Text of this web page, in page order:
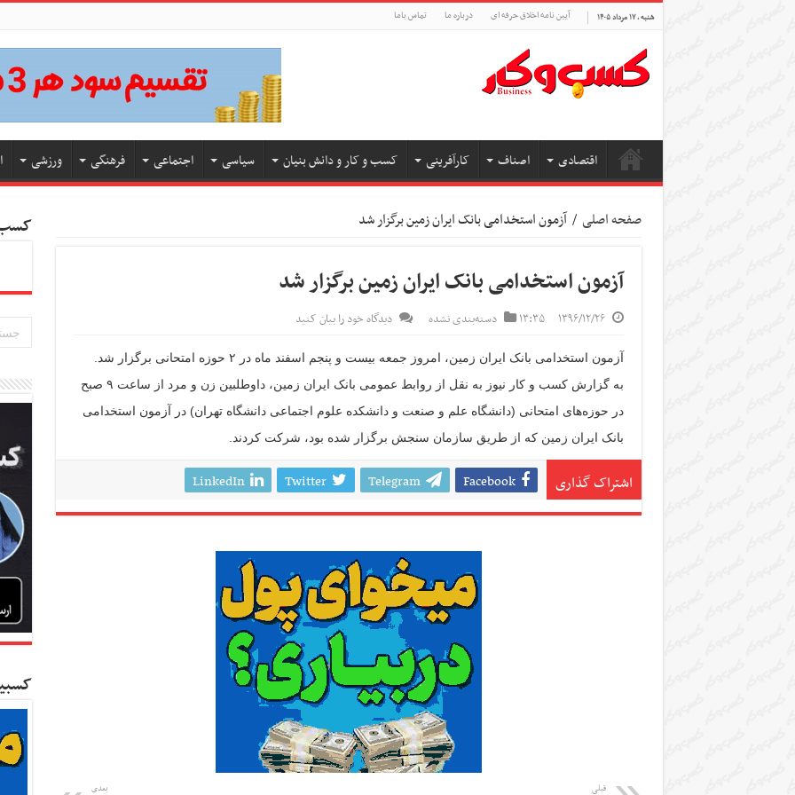
شنبه , ۱۷ مرداد ۱۴۰۵ آیین نامه اخلاق حرفه ای درباره ما تماس باما
اقتصادی اصناف کارآفرینی کسب و کار و دانش بنیان سیاسی اجتماعی فرهنگی ورزشی
صفحه اصلی / آزمون استخدامی بانک ایران زمین برگزار شد
آزمون استخدامی بانک ایران زمین برگزار شد
۱۳۹۶/۱۲/۲۶ ۱۳:۳۵ دسته‌بندی نشده دیدگاه خود را بیان کنید
آزمون استخدامی بانک ایران زمین، امروز جمعه بیست و پنجم اسفند ماه در ۲ حوزه امتحانی برگزار شد.
به گزارش کسب و کار نیوز به نقل از روابط عمومی بانک ایران زمین، داوطلبین زن و مرد از ساعت ۹ صبح
در حوزه‌های امتحانی (دانشگاه علم و صنعت و دانشکده علوم اجتماعی دانشگاه تهران) در آزمون استخدامی
بانک ایران زمین که از طریق سازمان سنجش برگزار شده بود، شرکت کردند.
اشتراک گذاری Facebook
Telegram
Twitter
LinkedIn
قبلی بعدی
کسب